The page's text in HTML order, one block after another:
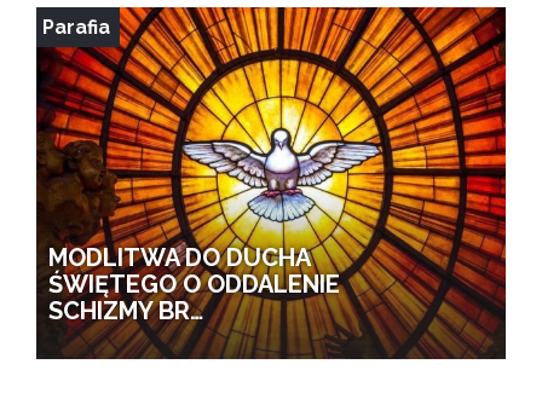
MODLITWA DO DUCHA
ŚWIĘTEGO O ODDALENIE
SCHIZMY BR…
Parafia